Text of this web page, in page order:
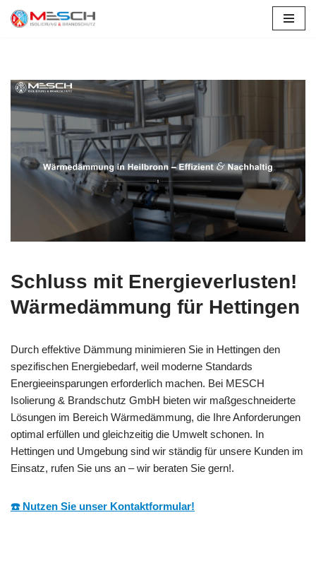
Schluss mit Energieverlusten!
Wärmedämmung für Hettingen
Durch effektive Dämmung minimieren Sie in Hettingen den
spezifischen Energiebedarf, weil moderne Standards
Energieeinsparungen erforderlich machen. Bei MESCH
Isolierung & Brandschutz GmbH bieten wir maßgeschneiderte
Lösungen im Bereich Wärmedämmung, die Ihre Anforderungen
optimal erfüllen und gleichzeitig die Umwelt schonen. In
Hettingen und Umgebung sind wir ständig für unsere Kunden im
Einsatz, rufen Sie uns an – wir beraten Sie gern!.
☎️ Nutzen Sie unser Kontaktformular!